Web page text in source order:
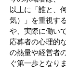
以上に「誰と、
気）」を重視す
や、実際に働い
応募者の心理的
の熱量や経営者
ぐ第一歩となり